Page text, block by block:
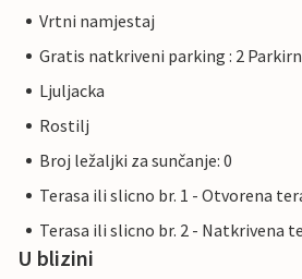
Vrtni namjestaj
Gratis natkriveni parking : 2
Ljuljacka
Rostilj
Broj ležaljki za sunčanje: 0
Terasa ili slicno br. 1 - Otvorena
Terasa ili slicno br. 2 - Natkrivena
U blizini